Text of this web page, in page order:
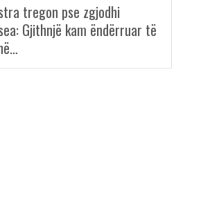
tregon pse zgjodhi
Gjithnjë kam ëndërruar të